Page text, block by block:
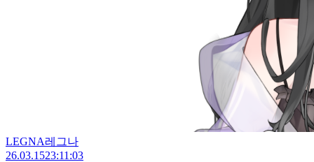
LEGNA레그나
26.03.1523:11:03